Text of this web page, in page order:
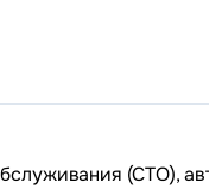
(СТО),